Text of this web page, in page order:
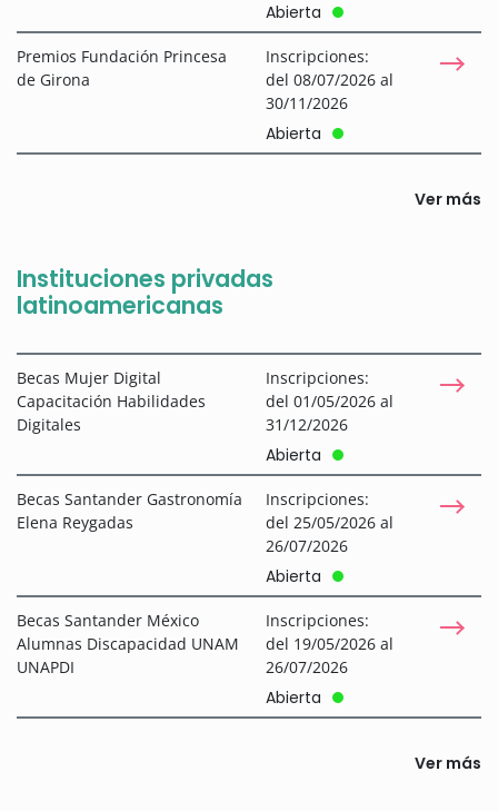
Abierta
Premios Fundación Princesa
de Girona
Inscripciones:
del 08/07/2026 al
30/11/2026
Abierta
Ver más
Instituciones privadas
latinoamericanas
Becas Mujer Digital
Capacitación Habilidades
Digitales
Inscripciones:
del 01/05/2026 al
31/12/2026
Abierta
Becas Santander Gastronomía
Elena Reygadas
Inscripciones:
del 25/05/2026 al
26/07/2026
Abierta
Becas Santander México
Alumnas Discapacidad UNAM
UNAPDI
Inscripciones:
del 19/05/2026 al
26/07/2026
Abierta
Ver más